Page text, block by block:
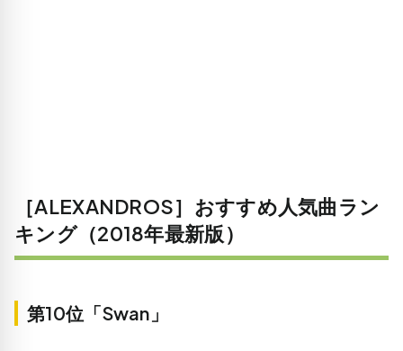
［ALEXANDROS］おすすめ人気曲ラン
キング（2018年最新版）
第10位「Swan」